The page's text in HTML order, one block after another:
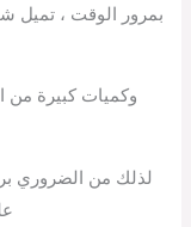
بمرور الوقت ، تميل
وكميات كبيرة من
لذلك من الضروري